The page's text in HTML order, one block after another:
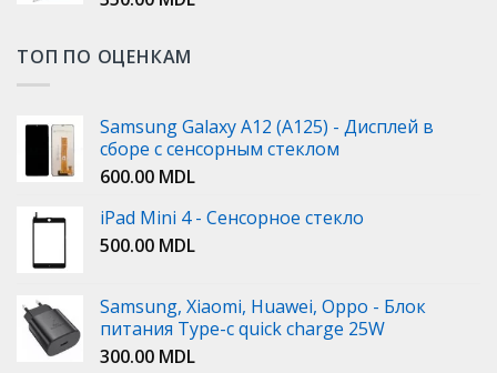
ТОП ПО ОЦЕНКАМ
Samsung Galaxy A12 (A125) - Дисплей в
сборе с сенсорным стеклом
600.00 MDL
iPad Mini 4 - Сенсорное стекло
500.00 MDL
Samsung, Xiaomi, Huawei, Oppo - Блок
питания Type-c quick charge 25W
300.00 MDL